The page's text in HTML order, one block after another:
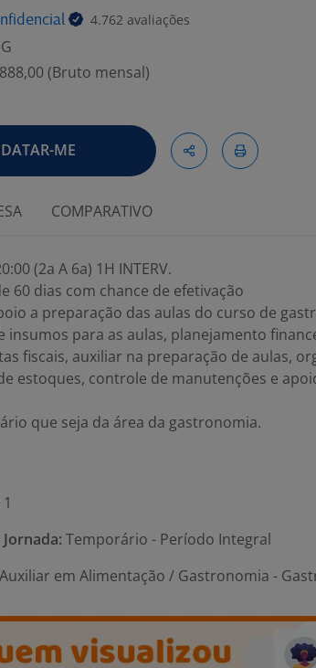
4.762 avaliações
(Bruto mensal)
ME
COMPARATIVO
(2a A 6a) 1H INTERV.
60 dias com chance de efetivação
a preparação das aulas do curso de
insumos para as aulas, planejamento
fiscais, auxiliar na preparação de aulas,
estoques, controle de manutenções e
que seja da área da gastronomia.
1
Temporário - Período Integral
Auxiliar em Alimentação / Gastronomia -